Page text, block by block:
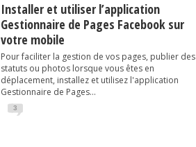
Installer et utiliser l’application
Gestionnaire de Pages Facebook sur
votre mobile
Pour faciliter la gestion de vos pages, publier des
statuts ou photos lorsque vous êtes en
déplacement, installez et utilisez l'application
Gestionnaire de Pages...
3